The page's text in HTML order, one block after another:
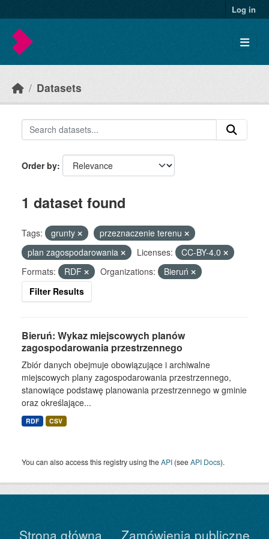
Log in
Datasets
Order by
1 dataset found
Tags: grunty
przeznaczenie terenu
plan zagospodarowania
Licenses:
CC-BY-4.0
Formats:
RDF Organizations:
Bieruń
Filter Results
Bieruń: Wykaz miejscowych planów
zagospodarowania przestrzennego
Zbiór danych obejmuje obowiązujące i archiwalne
miejscowych plany zagospodarowania przestrzennego,
stanowiące podstawę planowania przestrzennego w gminie
oraz określające...
RDF CSV
You can also access this registry using theAPI (seeAPI Docs).
Strona główna Zamówienia publiczne